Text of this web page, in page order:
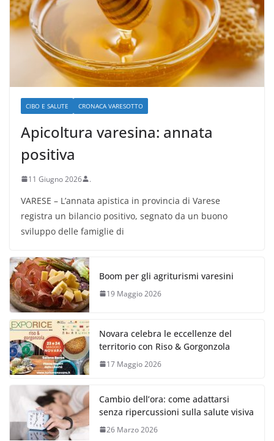
CIBO E SALUTE CRONACA VARESOTTO
Apicoltura varesina: annata
positiva
11 Giugno 2026 .
VARESE – L’annata apistica in provincia di Varese
registra un bilancio positivo, segnato da un buono
sviluppo delle famiglie di
Boom per gli agriturismi varesini
19 Maggio 2026
Novara celebra le eccellenze del
territorio con Riso & Gorgonzola
17 Maggio 2026
Cambio dell’ora: come adattarsi
senza ripercussioni sulla salute visiva
26 Marzo 2026